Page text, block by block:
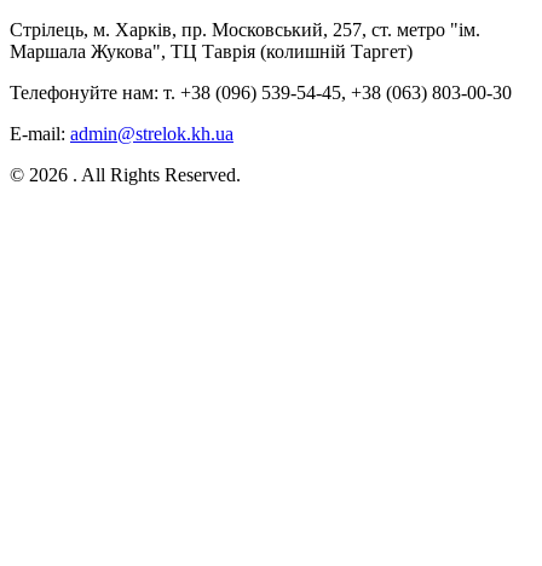
Стрілець, м. Харків, пр. Московський, 257, ст. метро "ім.
Маршала Жукова", ТЦ Таврія (колишній Таргет)
Телефонуйте нам: т. +38 (096) 539-54-45, +38 (063) 803-00-30
E-mail: admin@strelok.kh.ua
© 2026 . All Rights Reserved.